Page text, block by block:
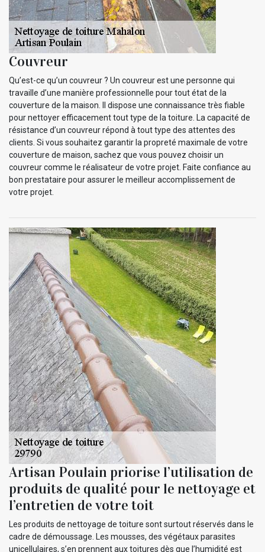
Couvreur
Qu’est-ce qu’un couvreur ? Un couvreur est une personne qui
travaille d’une manière professionnelle pour tout état de la
couverture de la maison. Il dispose une connaissance très fiable
pour nettoyer efficacement tout type de la toiture. La capacité de
résistance d’un couvreur répond à tout type des attentes des
clients. Si vous souhaitez garantir la propreté maximale de votre
couverture de maison, sachez que vous pouvez choisir un
couvreur comme le réalisateur de votre projet. Faite confiance au
bon prestataire pour assurer le meilleur accomplissement de
votre projet.
Artisan Poulain priorise l’utilisation de
produits de qualité pour le nettoyage et
l’entretien de votre toit
Les produits de nettoyage de toiture sont surtout réservés dans le
cadre de démoussage. Les mousses, des végétaux parasites
unicellulaires, s’en prennent aux toitures dès que l’humidité est